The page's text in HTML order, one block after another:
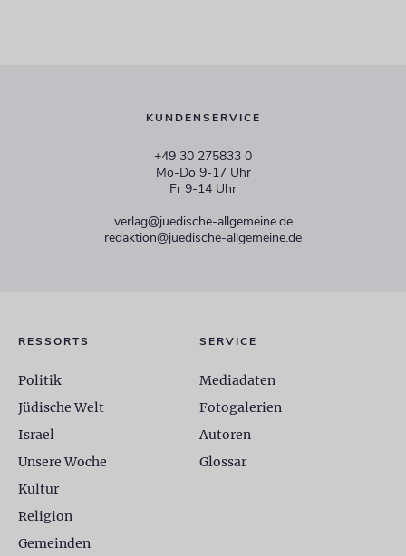
KUNDENSERVICE
+49 30 275833 0
Mo-Do 9-17 Uhr
Fr 9-14 Uhr
verlag@juedische-allgemeine.de
redaktion@juedische-allgemeine.de
RESSORTS
Politik
Jüdische Welt
Israel
Unsere Woche
Kultur
Religion
Gemeinden
SERVICE
Mediadaten
Fotogalerien
Autoren
Glossar